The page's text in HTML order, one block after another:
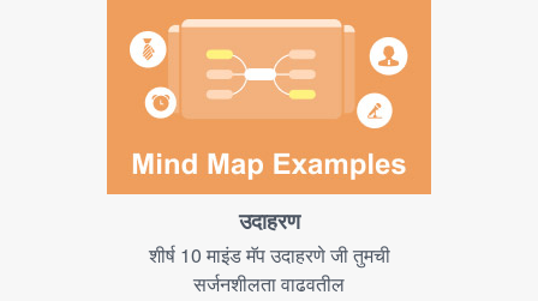
उदाहरण
शीर्ष 10 माइंड मॅप उदाहरणे जी तुमची
सर्जनशीलता वाढवतील